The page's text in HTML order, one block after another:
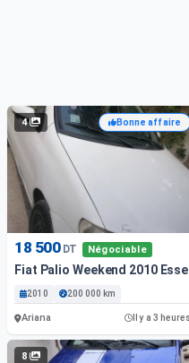
4 Bonne affaire
18 500 DT Négociable
Fiat Palio Weekend 2010
2010 200 000 km
Ariana Il y a 3 heures
8